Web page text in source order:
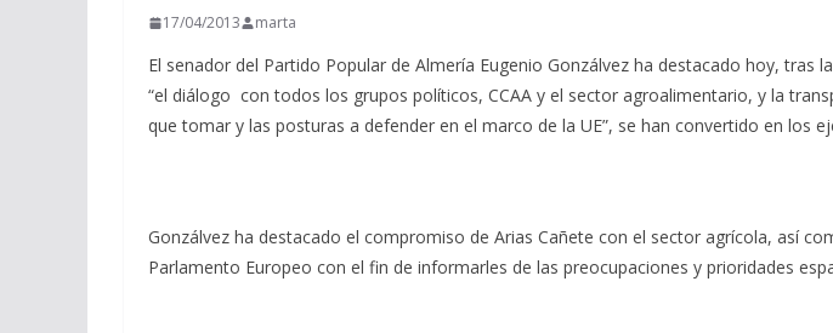
17/04/2013 marta
El senador del Partido Popular de Almería Eugenio Gonzálvez ha destacado hoy,
“el diálogo con todos los grupos políticos, CCAA y el sector agroalimentario, y la
que tomar y las posturas a defender en el marco de la UE”, se han convertido en los
Gonzálvez ha destacado el compromiso de Arias Cañete con el sector agrícola, así
Parlamento Europeo con el fin de informarles de las preocupaciones y prioridades